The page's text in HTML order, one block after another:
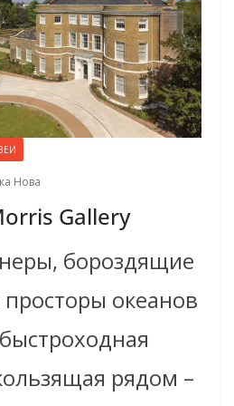
Нова
Gallery
бороздящие
океанов
рядом –